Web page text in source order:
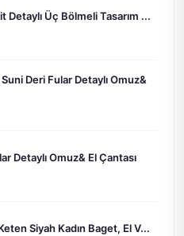
Detaylı Üç Bölmeli Tasarım ...
Deri Fular Detaylı Omuz&
Detaylı Omuz& El Çantası
Siyah Kadın Baget, El V...